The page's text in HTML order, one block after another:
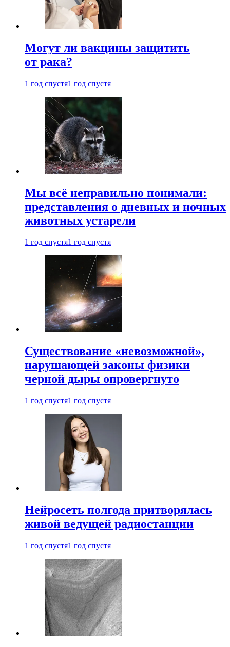
Могут ли вакцины защитить
от рака?
1 год спустя1 год спустя
Мы всё неправильно понимали:
представления о дневных и ночных
животных устарели
1 год спустя1 год спустя
Существование «невозможной»,
нарушающей законы физики
черной дыры опровергнуто
1 год спустя1 год спустя
Нейросеть полгода притворялась
живой ведущей радиостанции
1 год спустя1 год спустя